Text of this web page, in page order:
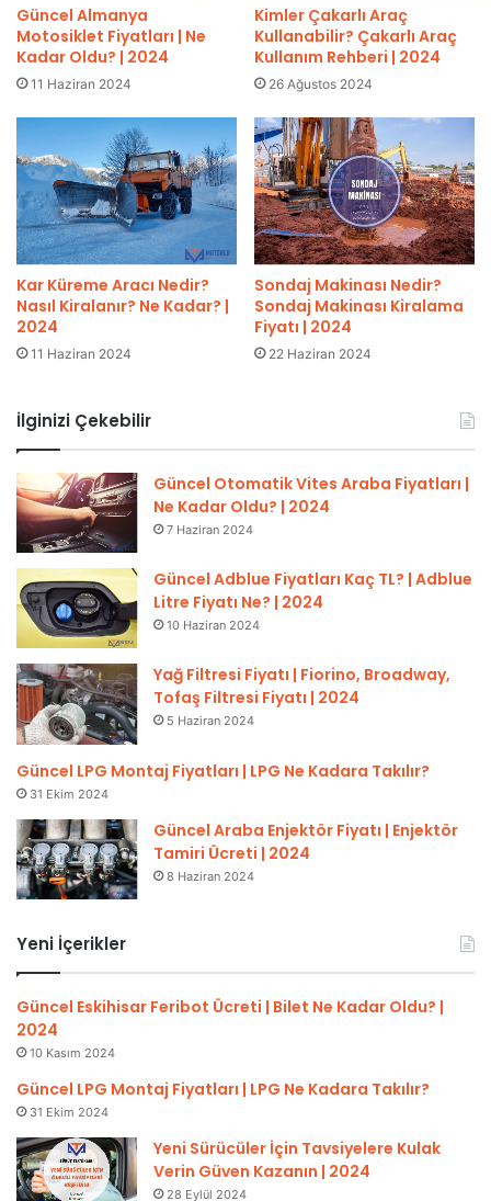
Güncel Almanya
Motosiklet Fiyatları | Ne
Kadar Oldu? | 2024
11 Haziran 2024
Kimler Çakarlı Araç
Kullanabilir? Çakarlı Araç
Kullanım Rehberi | 2024
26 Ağustos 2024
Kar Küreme Aracı Nedir?
Nasıl Kiralanır? Ne Kadar? |
2024
11 Haziran 2024
Sondaj Makinası Nedir?
Sondaj Makinası Kiralama
Fiyatı | 2024
22 Haziran 2024
İlginizi Çekebilir
Güncel Otomatik Vites Araba Fiyatları |
Ne Kadar Oldu? | 2024
7 Haziran 2024
Güncel Adblue Fiyatları Kaç TL? | Adblue
Litre Fiyatı Ne? | 2024
10 Haziran 2024
Yağ Filtresi Fiyatı | Fiorino, Broadway,
Tofaş Filtresi Fiyatı | 2024
5 Haziran 2024
Güncel LPG Montaj Fiyatları | LPG Ne Kadara Takılır?
31 Ekim 2024
Güncel Araba Enjektör Fiyatı | Enjektör
Tamiri Ücreti | 2024
8 Haziran 2024
Yeni İçerikler
Güncel Eskihisar Feribot Ücreti | Bilet Ne Kadar Oldu? |
2024
10 Kasım 2024
Güncel LPG Montaj Fiyatları | LPG Ne Kadara Takılır?
31 Ekim 2024
Yeni Sürücüler İçin Tavsiyelere Kulak
Verin Güven Kazanın | 2024
28 Eylül 2024